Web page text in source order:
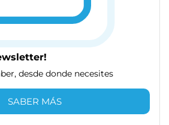
desde donde necesites
SABER MÁS